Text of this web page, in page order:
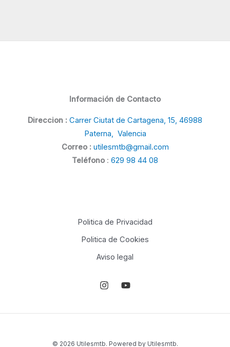
Información de Contacto
Direccion : Carrer Ciutat de Cartagena, 15, 46988
Paterna, Valencia
Correo : utilesmtb@gmail.com
Teléfono : 629 98 44 08
Politica de Privacidad
Politica de Cookies
Aviso legal
© 2026 Utilesmtb. Powered by Utilesmtb.